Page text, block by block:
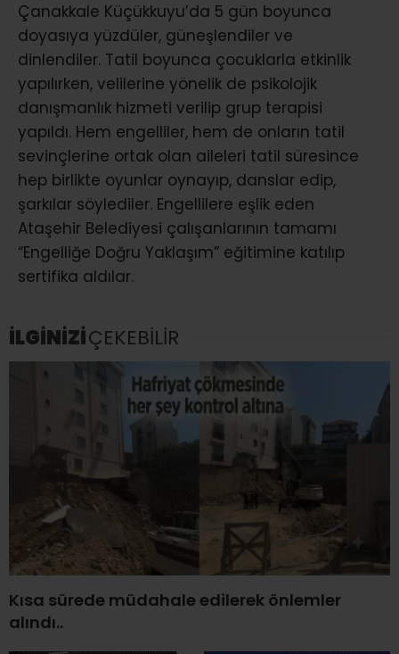
Çanakkale Küçükkuyu’da 5 gün boyunca
doyasıya yüzdüler, güneşlendiler ve
dinlendiler. Tatil boyunca çocuklarla etkinlik
yapılırken, velilerine yönelik de psikolojik
danışmanlık hizmeti verilip grup terapisi
yapıldı. Hem engelliler, hem de onların tatil
sevinçlerine ortak olan aileleri tatil süresince
hep birlikte oyunlar oynayıp, danslar edip,
şarkılar söylediler. Engellilere eşlik eden
Ataşehir Belediyesi çalışanlarının tamamı
“Engelliğe Doğru Yaklaşım” eğitimine katılıp
sertifika aldılar.
İLGİNİZİÇEKEBİLİR
Kısa sürede müdahale edilerek önlemler
alındı..